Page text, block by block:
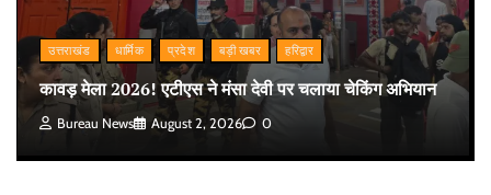
उत्तराखंड धार्मिक प्रदेश बड़ी खबर हरिद्वार
कावड़ मेला 2026! एटीएस ने मंसा देवी पर चलाया चेकिंग अभियान
Bureau News August 2, 2026 0